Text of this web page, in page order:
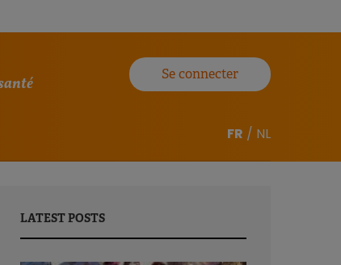
Se connecter
FR / NL
LATEST POSTS